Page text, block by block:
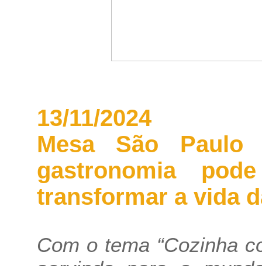
13/11/2024
Mesa São
gastronomia
transformar a vida
Com o tema “Cozinha